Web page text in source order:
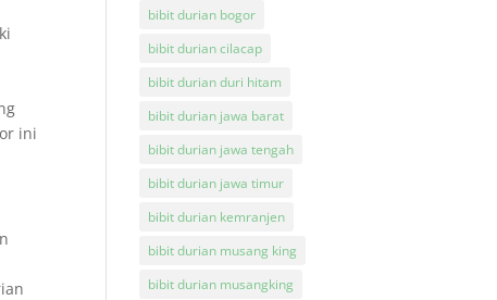
ini
bibit durian bogor
bibit durian cilacap
bibit durian duri hitam
bibit durian jawa barat
bibit durian jawa tengah
bibit durian jawa timur
bibit durian kemranjen
bibit durian musang king
bibit durian musangking